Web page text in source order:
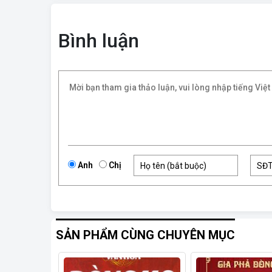
Bình luận
Anh Chị
SẢN PHẨM CÙNG CHUYÊN MỤC